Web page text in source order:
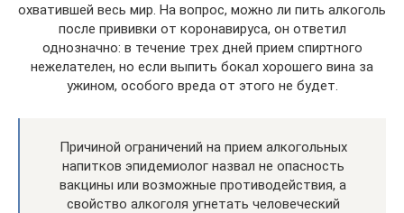
охватившей весь мир. На вопрос, можно ли пить алкоголь
после прививки от коронавируса, он ответил
однозначно: в течение трех дней прием спиртного
нежелателен, но если выпить бокал хорошего вина за
ужином, особого вреда от этого не будет.
Причиной ограничений на прием алкогольных
напитков эпидемиолог назвал не опасность
вакцины или возможные противодействия, а
свойство алкоголя угнетать человеческий